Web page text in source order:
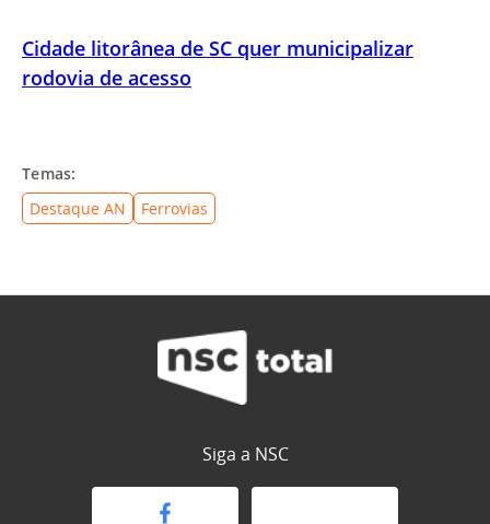
Cidade litorânea de SC quer municipalizar
rodovia de acesso
Temas:
Destaque AN
Ferrovias
Siga a NSC